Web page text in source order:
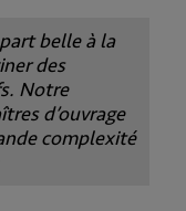
belle à la
des
Notre
d’ouvrage
complexité